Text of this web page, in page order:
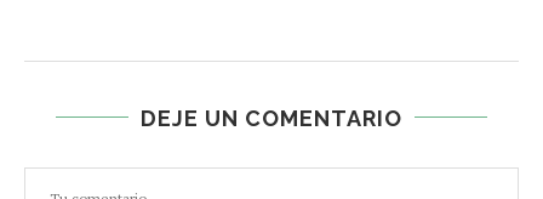
DEJE UN COMENTARIO